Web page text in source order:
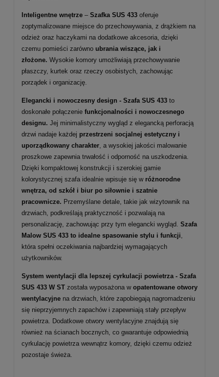
Inteligentne wnętrze – Szafka SUS 433 oferuje
zoptymalizowane miejsce do przechowywania, z drążkiem na
odzież oraz haczykami na dodatkowe akcesoria, dzięki
czemu pomieści zarówno ubrania wiszące, jak i
złożone. Wysokie komory umożliwiają przechowywanie
płaszczy, kurtek oraz rzeczy osobistych, zachowując
porządek i organizację.
Elegancki i nowoczesny design - Szafa SUS 433 to
doskonałe połączenie funkcjonalności i nowoczesnego
designu. Jej minimalistyczny wygląd z elegancką perforacją
drzwi nadaje każdej przestrzeni socjalnej estetyczny i
uporządkowany charakter, a wysokiej jakości malowanie
proszkowe zapewnia trwałość i odporność na uszkodzenia.
Dzięki kompaktowej konstrukcji i szerokiej gamie
kolorystycznej szafa idealnie wpisuje się w różnorodne
wnętrza, od szkół i biur po siłownie i szatnie
pracownicze. Przemyślane detale, takie jak wizytownik na
drzwiach, podkreślają praktyczność i pozwalają na
personalizację, zachowując przy tym elegancki wygląd. Szafa
Malow SUS 433 to idealne spasowanie stylu i funkcji,
która spełni oczekiwania najbardziej wymagających
użytkowników.
System wentylacji dla lepszej cyrkulacji powietrza - Szafa
SUS 433 W ST została wyposażona w opatentowane otwory
wentylacyjne na drzwiach, które zapobiegają nagromadzeniu
się nieprzyjemnych zapachów i zapewniają stały przepływ
powietrza. Dodatkowe otwory wentylacyjne znajdują się
również na ścianach bocznych, co gwarantuje odpowiednią
cyrkulację powietrza wewnątrz komory, dzięki czemu odzież
pozostaje świeża.